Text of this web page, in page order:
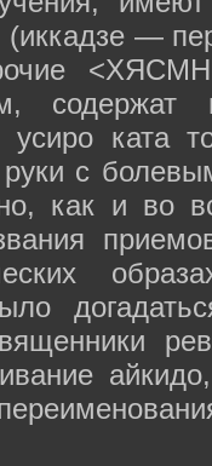
—
содержат
ката
руки с
как и во